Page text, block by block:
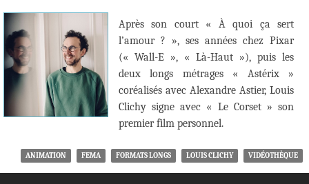
Après son court « À quoi ça sert
l’amour ? », ses années chez Pixar
(« Wall-E », « Là-Haut »), puis les
deux longs métrages « Astérix »
coréalisés avec Alexandre Astier, Louis
Clichy signe avec « Le Corset » son
premier film personnel.
ANIMATION FEMA FORMATS LONGS LOUIS CLICHY VIDÉOTHÈQUE